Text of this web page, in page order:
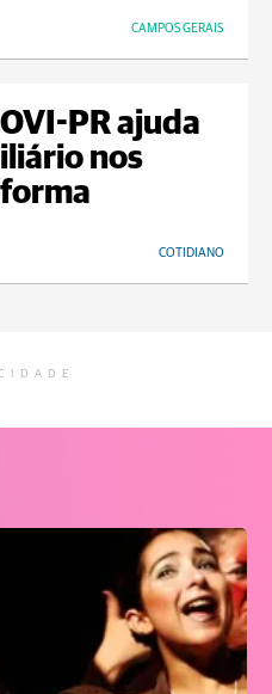
CAMPOS GERAIS
PR ajuda
nos
COTIDIANO